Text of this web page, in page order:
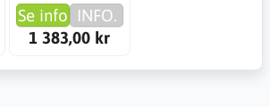
Se info INFO.
1 383,00 kr